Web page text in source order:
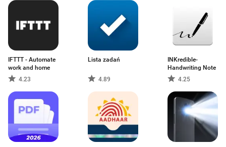
IFTTT - Automate
work and home
4.23
Lista zadań
4.89
INKredible-
Handwriting Note
4.25